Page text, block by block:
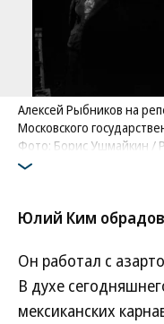
Алексей Рыбников на
Московского
Фото: Борис Ушмайкин /
Юлий Ким
Он работал с
В духе
мексиканских